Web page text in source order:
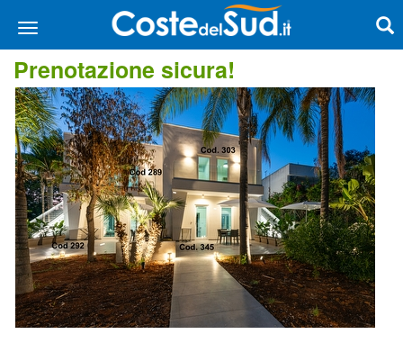
Prenotazione sicura!